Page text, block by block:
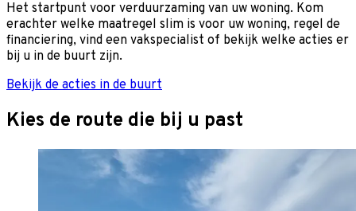
Het startpunt voor verduurzaming van uw woning. Kom
erachter welke maatregel slim is voor uw woning, regel de
financiering, vind een vakspecialist of bekijk welke acties er
bij u in de buurt zijn.
Bekijk de acties in de buurt
Kies de route die bij u past